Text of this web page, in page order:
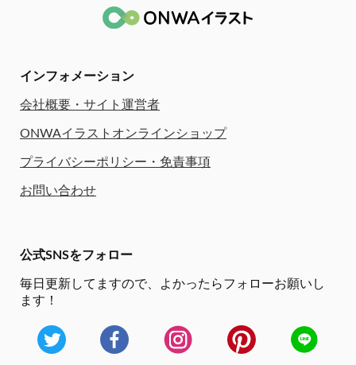
インフォメーション
会社概要・サイト運営者
ONWAイラストオンラインショップ
プライバシーポリシー・免責事項
お問い合わせ
公式SNSをフォロー
毎日更新してますので、
よかったらフォローお願いし
ます！